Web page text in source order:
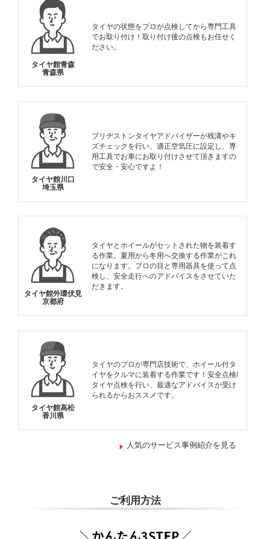
タイヤ館青森
青森県
タイヤの状態をプロが点検してから専門工具
でお取り付け！取り付け後の点検もお任せく
ださい。
タイヤ館川口
埼玉県
ブリヂストンタイヤアドバイザーが残溝やキ
ズチェックを行い、適正空気圧に設定し、専
用工具でお車にお取り付けさせて頂きますの
で安全・安心ですよ！
タイヤ館外環伏見
京都府
タイヤとホイールがセットされた物を装着す
る作業。夏用から冬用へ交換する作業がこれ
になります。プロの目と専用器具を使って点
検し、安全走行へのアドバイスをさせていた
だきます。
タイヤ館高松
香川県
タイヤのプロが専門店技術で、ホイール付タ
イヤをクルマに装着する作業です！安全点検/
タイヤ点検を行い、最適なアドバイスが受け
られるからおススメです。
人気のサービス事例紹介を見る
ご利用方法